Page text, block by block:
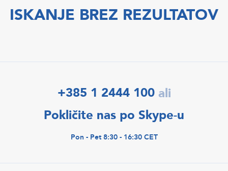
ISKANJE BREZ REZULTATOV
+385 1 2444 100 ali
Pokličite nas po Skype-u
Pon - Pet 8:30 - 16:30 CET